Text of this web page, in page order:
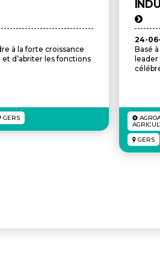
à la forte croissance
d’abriter les fonctions
GERS
24-
Basé
GERS